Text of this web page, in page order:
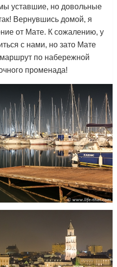
уставшие, но довольные
Вернувшись домой, я
от Мате. К сожалению, у
с нами, но зато Мате
по набережной
променада!